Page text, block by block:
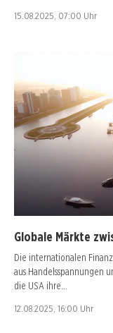
15.08.2025, 07:00 Uhr
Globale Märkte
Die internationalen
aus Handelsspannungen
die USA ihre…
12.08.2025, 16:00 Uhr